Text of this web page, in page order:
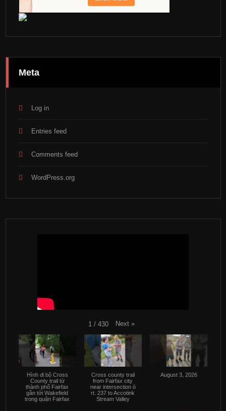
Meta
Log in
Entries feed
Comments feed
WordPress.org
1 / 430 Next »
Hình đi bộ Cross
County trail từ
thành phố Fairfax
gần tới Wakefield
trong quận Fairfax
Cross county trail
from Fairfax city
near intersection ò
rt. 237 to Accotink
Stream Valley
August 3, 2026